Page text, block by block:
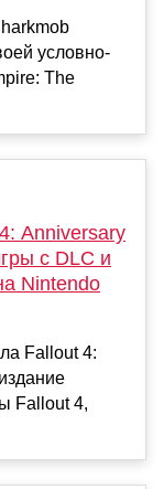
условно-
The
Anniversary
с DLC и
Nintendo
Fallout 4:
Fallout 4,